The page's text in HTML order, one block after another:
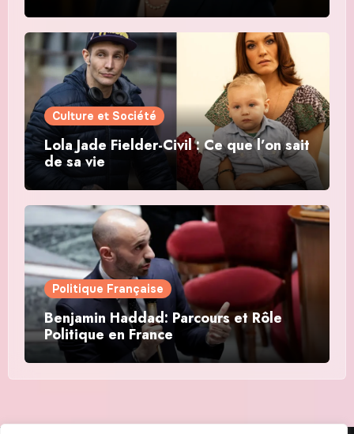
Culture et Société
Lola Jade Fielder-Civil : Ce que l’on sait
de sa vie
Politique Française
Benjamin Haddad: Parcours et Rôle
Politique en France